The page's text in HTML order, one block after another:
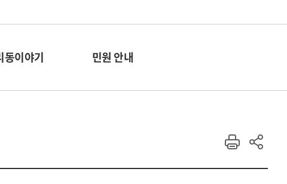
동이야기 민원 안내